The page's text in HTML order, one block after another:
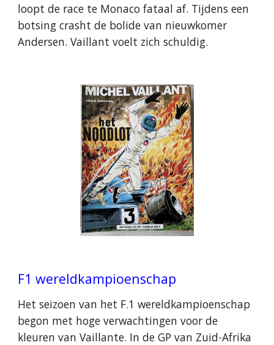
loopt de race te Monaco fataal af. Tijdens een
botsing crasht de bolide van nieuwkomer
Andersen. Vaillant voelt zich schuldig.
F1 wereldkampioenschap
Het seizoen van het F.1 wereldkampioenschap
begon met hoge verwachtingen voor de
kleuren van Vaillante. In de GP van Zuid-Afrika